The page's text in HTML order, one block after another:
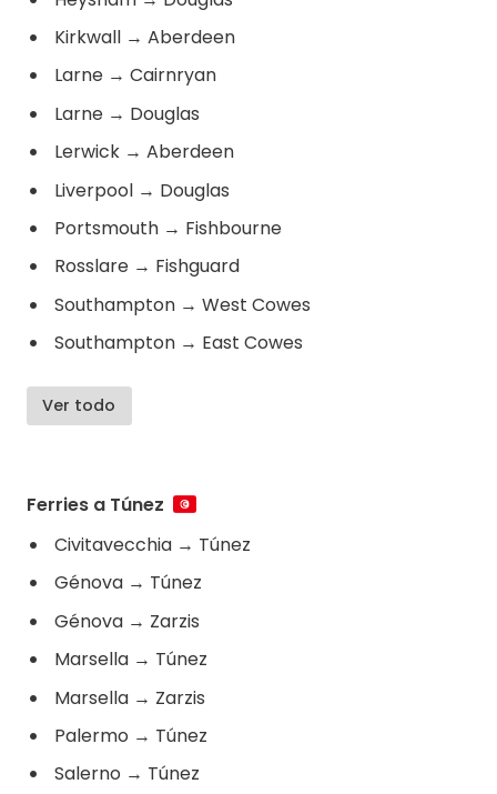
Kirkwall → Aberdeen
Larne → Cairnryan
Larne → Douglas
Lerwick → Aberdeen
Liverpool → Douglas
Portsmouth → Fishbourne
Rosslare → Fishguard
Southampton → West Cowes
Southampton → East Cowes
Ver todo
Ferries a Túnez
Civitavecchia → Túnez
Génova → Túnez
Génova → Zarzis
Marsella → Túnez
Marsella → Zarzis
Palermo → Túnez
Salerno → Túnez